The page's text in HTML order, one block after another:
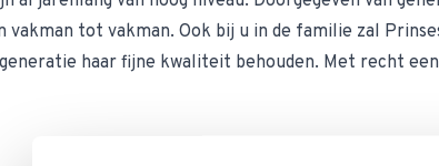
vakman tot vakman. Ook bij u in de familie zal
haar fijne kwaliteit behouden. Met recht een